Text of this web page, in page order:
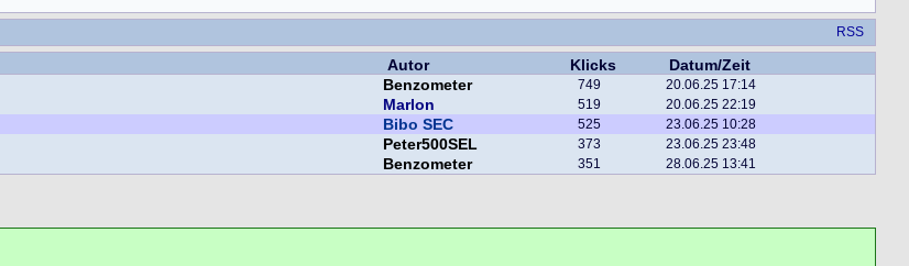
RSS
Autor Klicks
Datum/Zeit
Benzometer 749 20.06.25 17:14
Marlon 519 20.06.25 22:19
Bibo SEC 525 23.06.25 10:28
Peter500SEL 373 23.06.25 23:48
Benzometer 351 28.06.25 13:41